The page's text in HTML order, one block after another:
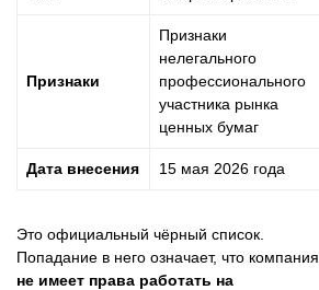
Признаки
Признаки
нелегального
профессионального
участника рынка
ценных бумаг
Дата внесения 15 мая 2026 года
Это официальный чёрный список.
Попадание в него означает, что компания
не имеет права работать на